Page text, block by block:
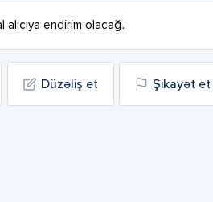
alıcıya endirim olacağ.
Düzəliş et Şikayət et